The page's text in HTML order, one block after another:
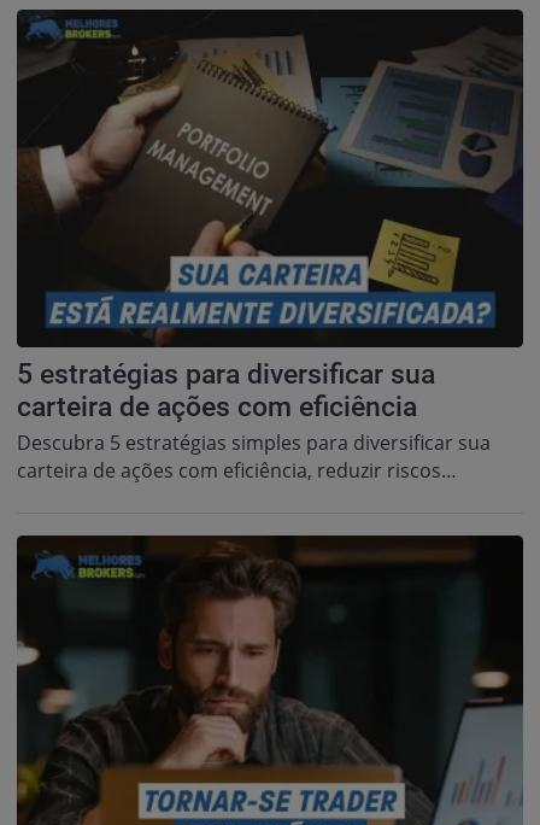
5 estratégias para diversificar sua
carteira de ações com eficiência
Descubra 5 estratégias simples para diversificar sua
carteira de ações com eficiência, reduzir riscos…